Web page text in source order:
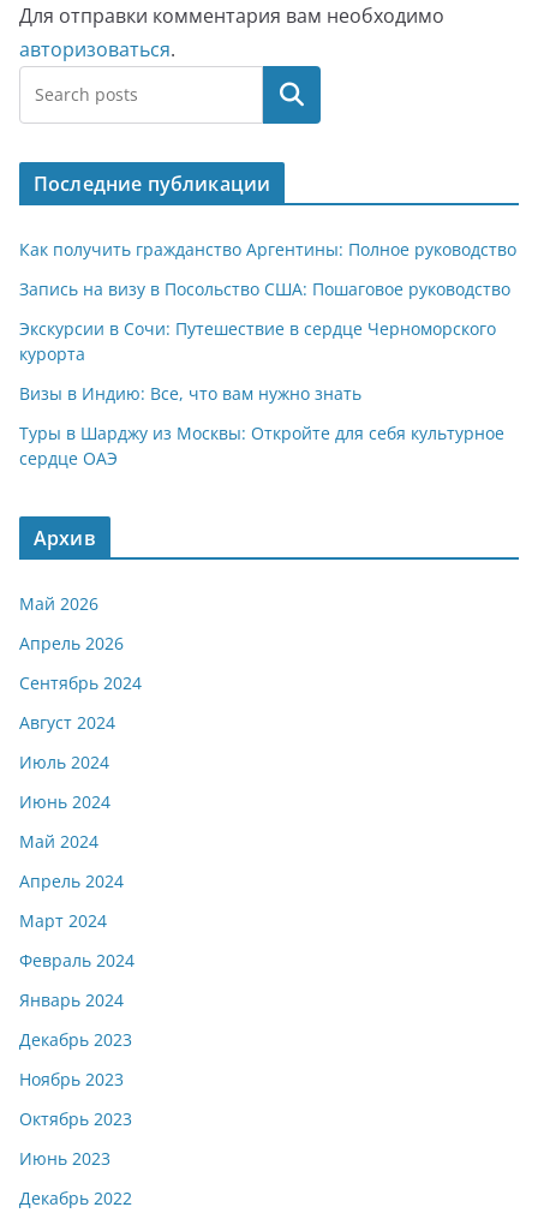
Для отправки комментария вам необходимо
авторизоваться.
Поиск
Последние публикации
Как получить гражданство Аргентины: Полное руководство
Запись на визу в Посольство США: Пошаговое руководство
Экскурсии в Сочи: Путешествие в сердце Черноморского
курорта
Визы в Индию: Все, что вам нужно знать
Туры в Шарджу из Москвы: Откройте для себя культурное
сердце ОАЭ
Архив
Май 2026
Апрель 2026
Сентябрь 2024
Август 2024
Июль 2024
Июнь 2024
Май 2024
Апрель 2024
Март 2024
Февраль 2024
Январь 2024
Декабрь 2023
Ноябрь 2023
Октябрь 2023
Июнь 2023
Декабрь 2022